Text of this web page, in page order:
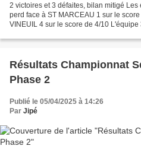
2 victoires et 3 défaites, bilan mitigé
perd face à ST MARCEAU 1 sur le
VINEUIL 4 sur le score de 4/10
Résultats Championnat
Phase 2
Publié le 05/04/2025 à 14:26
Par Jipé